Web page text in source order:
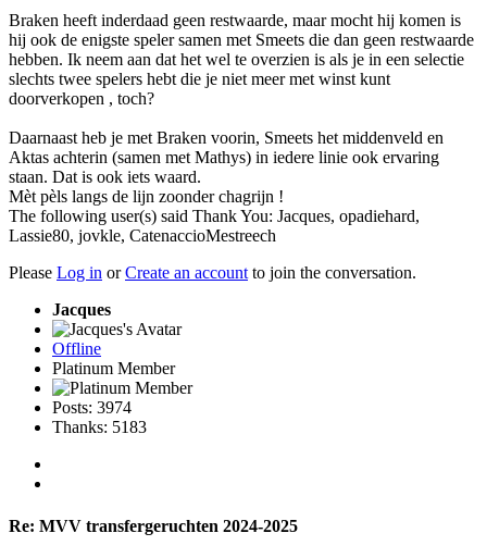
Braken heeft inderdaad geen restwaarde, maar mocht hij komen is
hij ook de enigste speler samen met Smeets die dan geen restwaarde
hebben. Ik neem aan dat het wel te overzien is als je in een selectie
slechts twee spelers hebt die je niet meer met winst kunt
doorverkopen , toch?
Daarnaast heb je met Braken voorin, Smeets het middenveld en
Aktas achterin (samen met Mathys) in iedere linie ook ervaring
staan. Dat is ook iets waard.
Mèt pèls langs de lijn zoonder chagrijn !
The following user(s) said Thank You: Jacques, opadiehard,
Lassie80, jovkle, CatenaccioMestreech
Please Log in orCreate an account to join the conversation.
Jacques
Offline
Platinum Member
Posts: 3974
Thanks: 5183
Re: MVV transfergeruchten 2024-2025